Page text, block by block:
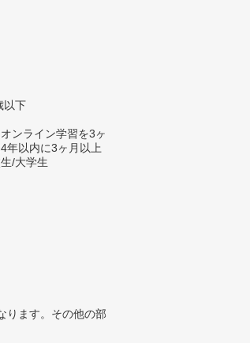
以下
ンライン学習を3ヶ
年以内に3ヶ月以上
/大学生
ります。その他の部